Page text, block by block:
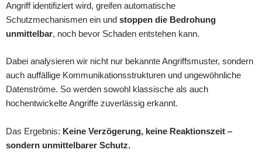
Angriff identifiziert wird, greifen automatische
Schutzmechanismen ein und stoppen die Bedrohung
unmittelbar, noch bevor Schaden entstehen kann.
Dabei analysieren wir nicht nur bekannte Angriffsmuster, sondern
auch auffällige Kommunikationsstrukturen und ungewöhnliche
Datenströme. So werden sowohl klassische als auch
hochentwickelte Angriffe zuverlässig erkannt.
Das Ergebnis: Keine Verzögerung, keine Reaktionszeit –
sondern unmittelbarer Schutz.